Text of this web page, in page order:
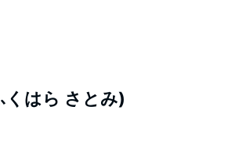
くはら さとみ)